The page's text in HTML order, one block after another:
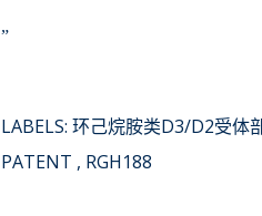
”
LABELS: 环己烷胺类D3/D2受体
PATENT
RGH188